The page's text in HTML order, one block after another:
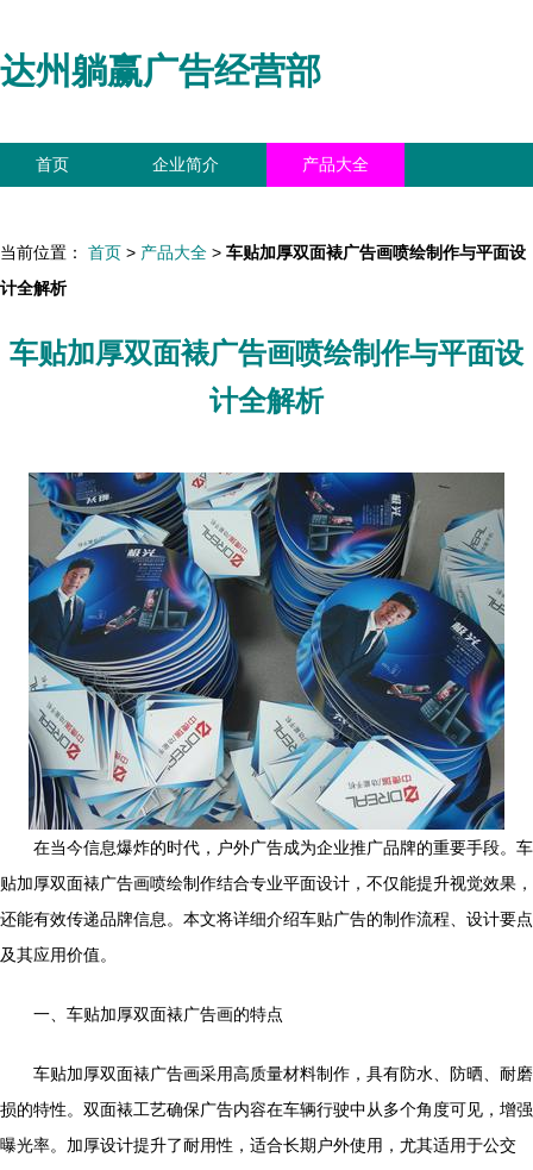
达州躺赢广告经营部
首页 企业简介 产品大全
当前位置： 首页 > 产品大全 > 车贴加厚双面裱广告画喷绘制作与平面设
计全解析
车贴加厚双面裱广告画喷绘制作与平面设
计全解析
在当今信息爆炸的时代，户外广告成为企业推广品牌的重要手段。车
贴加厚双面裱广告画喷绘制作结合专业平面设计，不仅能提升视觉效果，
还能有效传递品牌信息。本文将详细介绍车贴广告的制作流程、设计要点
及其应用价值。
一、车贴加厚双面裱广告画的特点
车贴加厚双面裱广告画采用高质量材料制作，具有防水、防晒、耐磨
损的特性。双面裱工艺确保广告内容在车辆行驶中从多个角度可见，增强
曝光率。加厚设计提升了耐用性，适合长期户外使用，尤其适用于公交